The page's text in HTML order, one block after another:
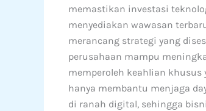
memastikan investasi
menyediakan wawasan
merancang strategi yang
perusahaan mampu
memperoleh keahlian
hanya membantu menjaga
di ranah digital, sehingga